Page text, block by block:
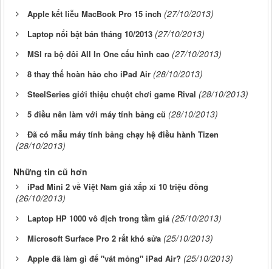
Apple kết liễu MacBook Pro 15 inch (27/10/2013)
Laptop nổi bật bán tháng 10/2013 (27/10/2013)
MSI ra bộ đôi All In One cấu hình cao (27/10/2013)
8 thay thế hoàn hảo cho iPad Air (28/10/2013)
SteelSeries giới thiệu chuột chơi game Rival (28/10/2013)
5 điều nên làm với máy tính bảng cũ (28/10/2013)
Đã có mẫu máy tính bảng chạy hệ điều hành Tizen
(28/10/2013)
Những tin cũ hơn
iPad Mini 2 về Việt Nam giá xấp xỉ 10 triệu đồng
(26/10/2013)
Laptop HP 1000 vô địch trong tầm giá (25/10/2013)
Microsoft Surface Pro 2 rất khó sửa (25/10/2013)
Apple đã làm gì để "vát mỏng" iPad Air? (25/10/2013)